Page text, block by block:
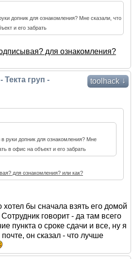
допник для ознакомления? Мне сказали, что
и его забрать
для ознакомления?
toolhack ↓
груп -
руки допник для ознакомления? Мне
в офис на объект и его забрать
для ознакомления? или как?
хотел бы сначала взять его домой
говорит - да там всего
пункта о сроке сдачи и все, ну я
он сказал - что лучше